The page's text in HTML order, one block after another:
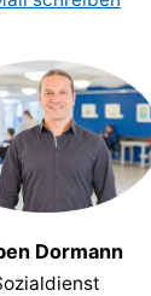
Dormann